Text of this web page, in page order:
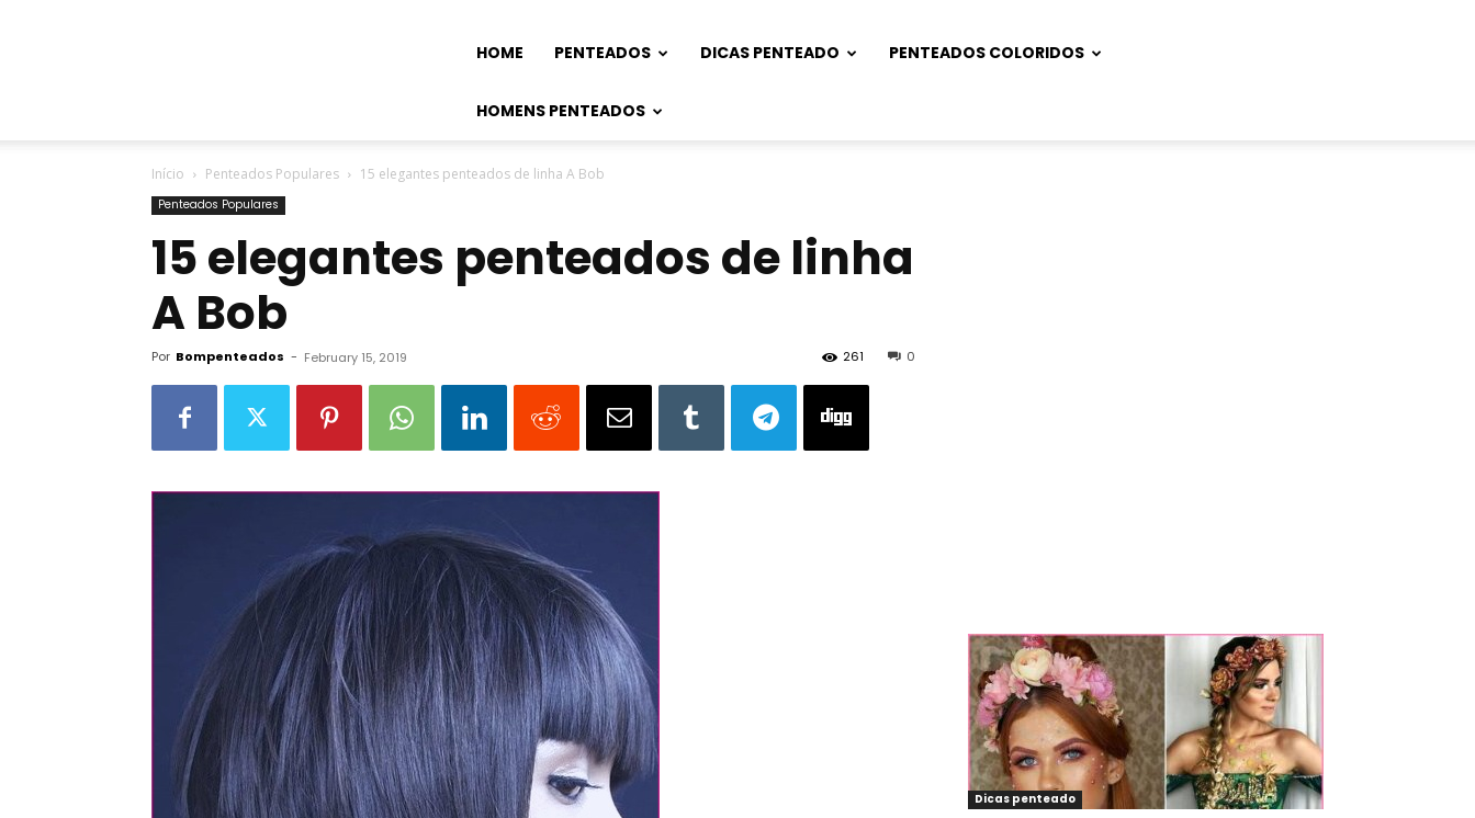
HOME PENTEADOS DICAS PENTEADO PENTEADOS COLORIDOS
HOMENS PENTEADOS
Início Penteados Populares 15 elegantes penteados de linha A Bob
Penteados Populares
15 elegantes penteados de linha
A Bob
Por Bompenteados - February 15, 2019 0
261
Dicas penteado